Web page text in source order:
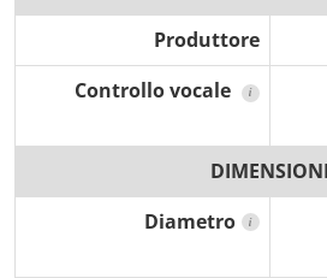
Produttore
Controllo vocale
i
DIMENSIONI
Diametro
i